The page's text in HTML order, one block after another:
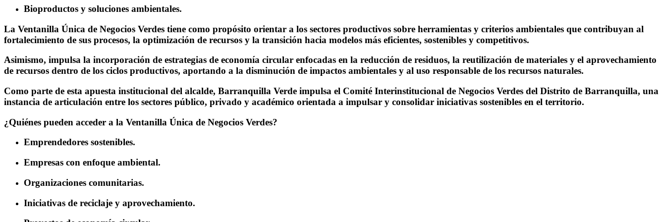
Bioproductos y soluciones ambientales.
La Ventanilla Única de Negocios Verdes tiene como propósito orientar a los sectores productivos sobre herramientas y criterios ambientales que contribuyan al
fortalecimiento de sus procesos, la optimización de recursos y la transición hacia modelos más eficientes, sostenibles y competitivos.
Asimismo, impulsa la incorporación de estrategias de economía circular enfocadas en la reducción de residuos, la reutilización de materiales y el aprovechamiento
de recursos dentro de los ciclos productivos, aportando a la disminución de impactos ambientales y al uso responsable de los recursos naturales.
Como parte de esta apuesta institucional del alcalde, Barranquilla Verde impulsa el Comité Interinstitucional de Negocios Verdes del Distrito de Barranquilla, una
instancia de articulación entre los sectores público, privado y académico orientada a impulsar y consolidar iniciativas sostenibles en el territorio.
¿Quiénes pueden acceder a la Ventanilla Única de Negocios Verdes?
Emprendedores sostenibles.
Empresas con enfoque ambiental.
Organizaciones comunitarias.
Iniciativas de reciclaje y aprovechamiento.